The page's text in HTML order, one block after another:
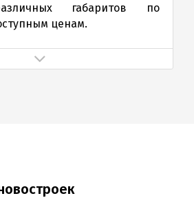
габаритов по
ценам.